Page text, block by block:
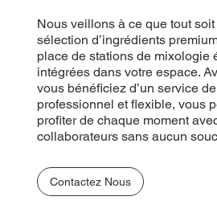
Nous veillons à ce que tout soit
sélection d’ingrédients
place de stations de mixologie
intégrées dans votre espace.
vous bénéficiez d’un service
professionnel et flexible, vous
profiter de chaque moment
collaborateurs sans aucun
Contactez Nous